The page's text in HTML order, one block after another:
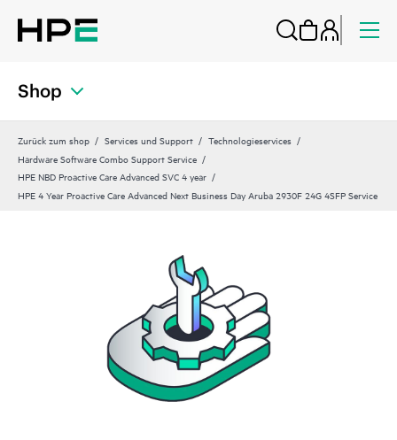
Shop
Zurück zum shop Services und Support
Technologieservices
Hardware Software Combo Support Service
HPE NBD Proactive Care Advanced SVC 4 year
HPE 4 Year Proactive Care Advanced Next Business Day Aruba 2930F 24G 4SFP Service